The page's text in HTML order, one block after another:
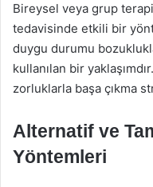
Bireysel veya grup
tedavisinde etkili bir
duygu durumu
kullanılan bir
zorluklarla başa çıkma
Alternatif ve
Yöntemleri